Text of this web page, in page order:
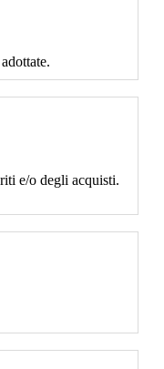
e/o degli acquisti.